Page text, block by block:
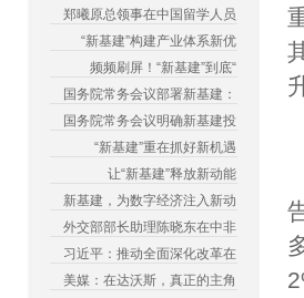
郑曦原总领事在中国留学人员
“新基建”构建产业体系新优
频频刷屏！“新基建”到底“
国务院常务会议部署新基建：
国务院常务会议明确新基建投
“新基建”重在抓好新机遇
让“新基建”释放新动能
新基建，为数字经济注入新动
外交部部长助理陈晓东在中非
习近平：推动全面深化改革在
美媒：在达沃斯，真正的主角